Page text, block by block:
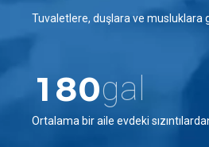
7
9
0
Tuvaletlere, duşlara ve musluklara
1
2
6
8
9
8
0gal
Ortalama bir aile evdeki
0
5
7
8